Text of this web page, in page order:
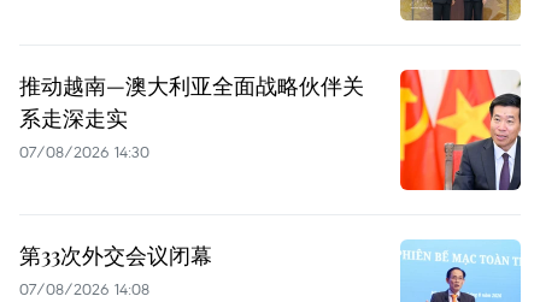
推动越南—澳大利亚全面战略伙伴关
系走深走实
07/08/2026 14:30
第33次外交会议闭幕
07/08/2026 14:08